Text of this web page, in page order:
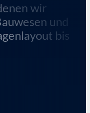
wir
und
bis